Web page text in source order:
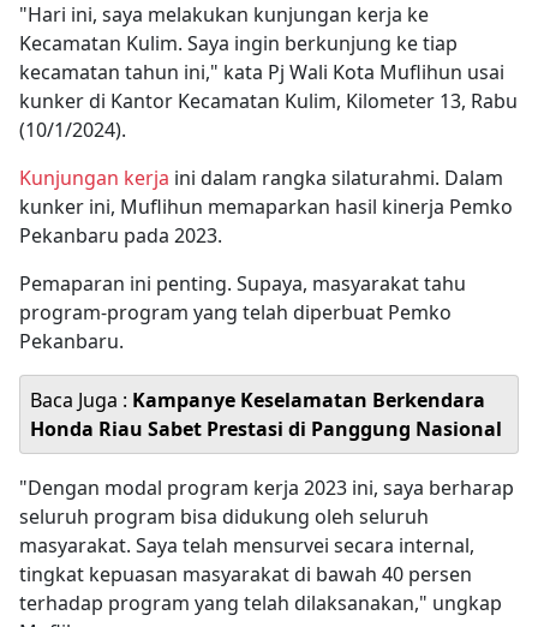
"Hari ini, saya melakukan kunjungan kerja ke
Kecamatan Kulim. Saya ingin berkunjung ke tiap
kecamatan tahun ini," kata Pj Wali Kota Muflihun usai
kunker di Kantor Kecamatan Kulim, Kilometer 13, Rabu
(10/1/2024).
Kunjungan kerja ini dalam rangka silaturahmi. Dalam
kunker ini, Muflihun memaparkan hasil kinerja Pemko
Pekanbaru pada 2023.
Pemaparan ini penting. Supaya, masyarakat tahu
program-program yang telah diperbuat Pemko
Pekanbaru.
Baca Juga : Kampanye Keselamatan Berkendara
Honda Riau Sabet Prestasi di Panggung Nasional
"Dengan modal program kerja 2023 ini, saya berharap
seluruh program bisa didukung oleh seluruh
masyarakat. Saya telah mensurvei secara internal,
tingkat kepuasan masyarakat di bawah 40 persen
terhadap program yang telah dilaksanakan," ungkap